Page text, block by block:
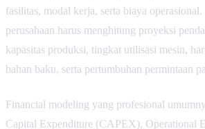
fasilitas, modal kerja, serta biaya
perusahaan harus menghitung proyeksi
kapasitas produksi, tingkat utilisasi mesin,
bahan baku, serta pertumbuhan permintaan
Financial modeling yang profesional
Capital Expenditure (CAPEX), Operational